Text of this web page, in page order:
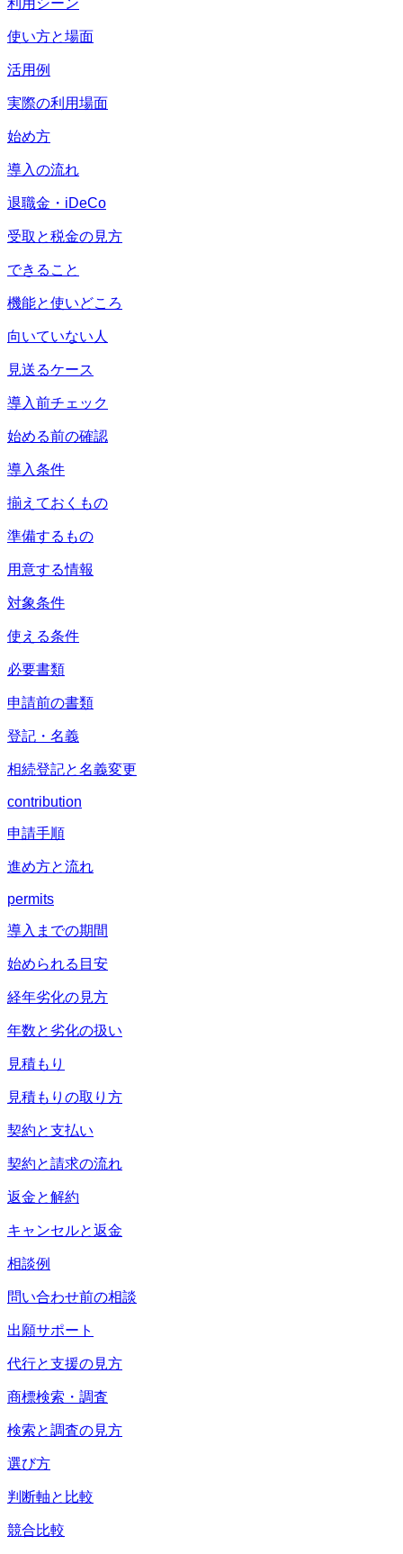
利用シーン
使い方と場面
活用例
実際の利用場面
始め方
導入の流れ
退職金・iDeCo
受取と税金の見方
できること
機能と使いどころ
向いていない人
見送るケース
導入前チェック
始める前の確認
導入条件
揃えておくもの
準備するもの
用意する情報
対象条件
使える条件
必要書類
申請前の書類
登記・名義
相続登記と名義変更
contribution
申請手順
進め方と流れ
permits
導入までの期間
始められる目安
経年劣化の見方
年数と劣化の扱い
見積もり
見積もりの取り方
契約と支払い
契約と請求の流れ
返金と解約
キャンセルと返金
相談例
問い合わせ前の相談
出願サポート
代行と支援の見方
商標検索・調査
検索と調査の見方
選び方
判断軸と比較
競合比較